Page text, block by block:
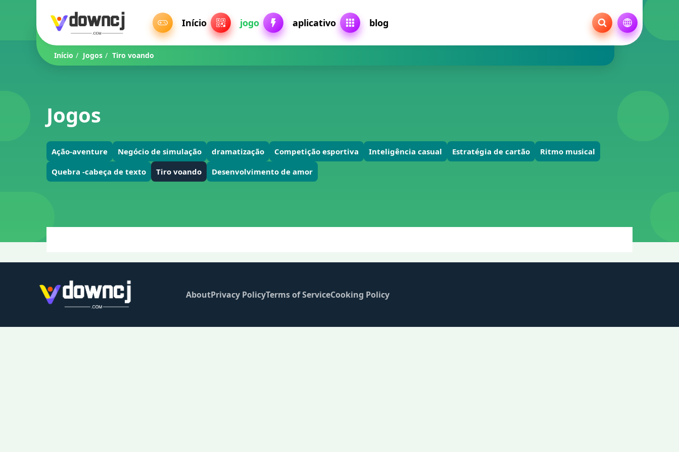
Início jogo aplicativo blog
Início / Jogos / Tiro voando
Jogos
Ação-aventure Negócio de simulação dramatização Competição esportiva Inteligência casual Estratégia de cartão
Ritmo musical
Quebra -cabeça de texto
Tiro voando Desenvolvimento de amor
AboutPrivacy PolicyTerms of ServiceCooking Policy